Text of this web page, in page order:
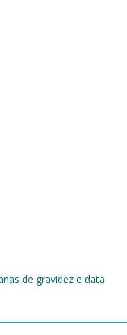
de gravidez e data